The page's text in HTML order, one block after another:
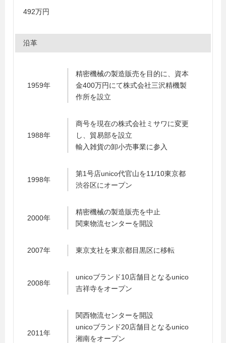
492万円
沿革
1959年
精密機械の製造販売を目的に、資本
金400万円にて株式会社三沢精機製
作所を設立
1988年
商号を現在の株式会社ミサワに変更
し、貿易部を設立
輸入雑貨の卸小売事業に参入
1998年
第1号店unico代官山を11/10東京都
渋谷区にオープン
2000年
精密機械の製造販売を中止
関東物流センターを開設
2007年 東京支社を東京都目黒区に移転
2008年
unicoブランド10店舗目となるunico
吉祥寺をオープン
2011年
関西物流センターを開設
unicoブランド20店舗目となるunico
湘南をオープン